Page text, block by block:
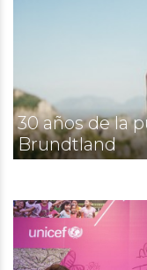
30 años de la
Brundtland